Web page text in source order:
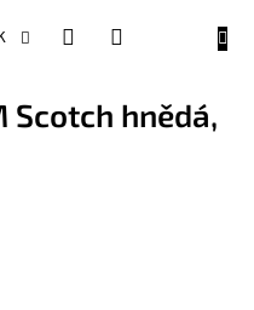
Scotch hnědá,